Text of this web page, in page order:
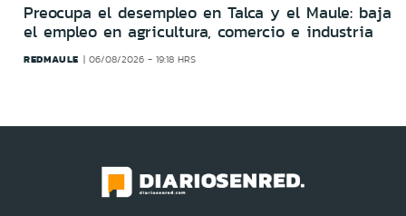
Preocupa el desempleo en Talca y el Maule: baja
el empleo en agricultura, comercio e industria
REDMAULE 06/08/2026 - 19:18 HRS